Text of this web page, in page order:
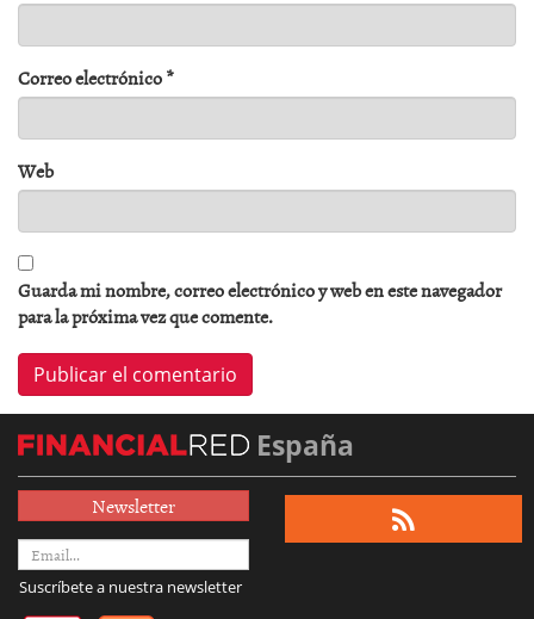
Correo electrónico*
Web
Guarda mi nombre, correo electrónico y web en este navegador
para la próxima vez que comente.
España
Newsletter
Suscríbete a nuestra newsletter